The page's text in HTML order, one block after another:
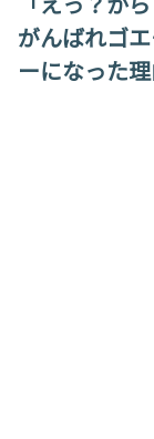
がんばれゴ
ーになった